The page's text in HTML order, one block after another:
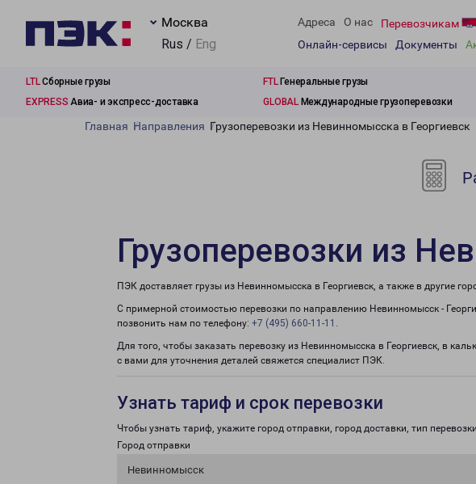
Москва
Rus / Eng
Адреса О нас Перевозчикам
Онлайн-сервисы
Документы
LTLСборные грузы FTLГенеральные грузы
EXPRESS Авиа- и экспресс-доставка GLOBALМеждународные грузоперевозки
Главная Направления Грузоперевозки из Невинномысска в Георгиевск
Грузоперевозки из
ПЭК доставляет грузы из Невинномысска в Георгиевск, а также в другие
С примерной стоимостью перевозки по направлению Невинномысск -
позвонить нам по телефону: +7 (495) 660-11-11 .
Для того, чтобы заказать перевозку из Невинномысска в Георгиевск, в
с вами для уточнения деталей свяжется специалист ПЭК.
Узнать тариф и срок перевозки
Чтобы узнать тариф, укажите город отправки, город доставки, тип
Город отправки
Невинномысск